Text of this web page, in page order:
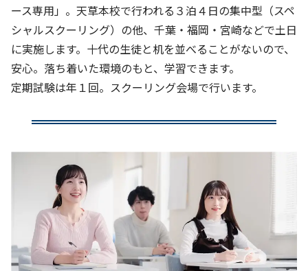
ース専用」。天草本校で行われる３泊４日の集中型（スペ
シャルスクーリング）の他、千葉・福岡・宮崎などで土日
に実施します。十代の生徒と机を並べることがないので、
安心。落ち着いた環境のもと、学習できます。
定期試験は年１回。スクーリング会場で行います。